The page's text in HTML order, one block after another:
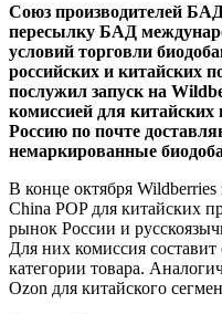
Союз производителей
пересылку БАД
условий торговли
российских и китайских
послужил запуск на
комиссией для
Россию по почте
немаркированные
В конце октября
China POP для китайских
рынок России и
Для них комиссия
категории товара.
Ozon для китайского